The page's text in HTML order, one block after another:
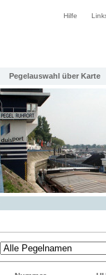
Hilfe
Pegelauswahl über Karte